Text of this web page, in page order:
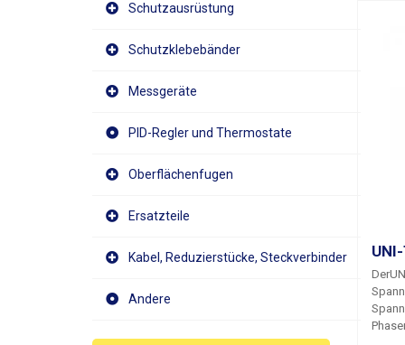
Schutzausrüstung
Schutzklebebänder
Messgeräte
PID-Regler und Thermostate
Oberflächenfugen
Ersatzteile
Kabel, Reduzierstücke, Steckverbinder
Andere
im
zum
von
auch
dem
LED-
nach
Der